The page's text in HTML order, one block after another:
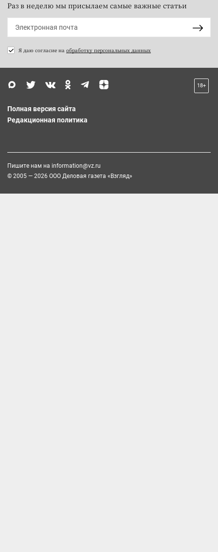
Раз в неделю мы присылаем самые важные статьи
Я даю согласие на обработку персональных данных
18+
Полная версия сайта
Редакционная политика
Пишите нам на information@vz.ru
© 2005 — 2026 ООО Деловая газета «Взгляд»